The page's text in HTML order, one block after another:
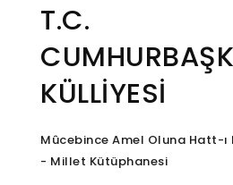
T.C.
KÜLLİYESİ
Mûcebince Amel Oluna Hatt-
- Millet Kütüphanesi